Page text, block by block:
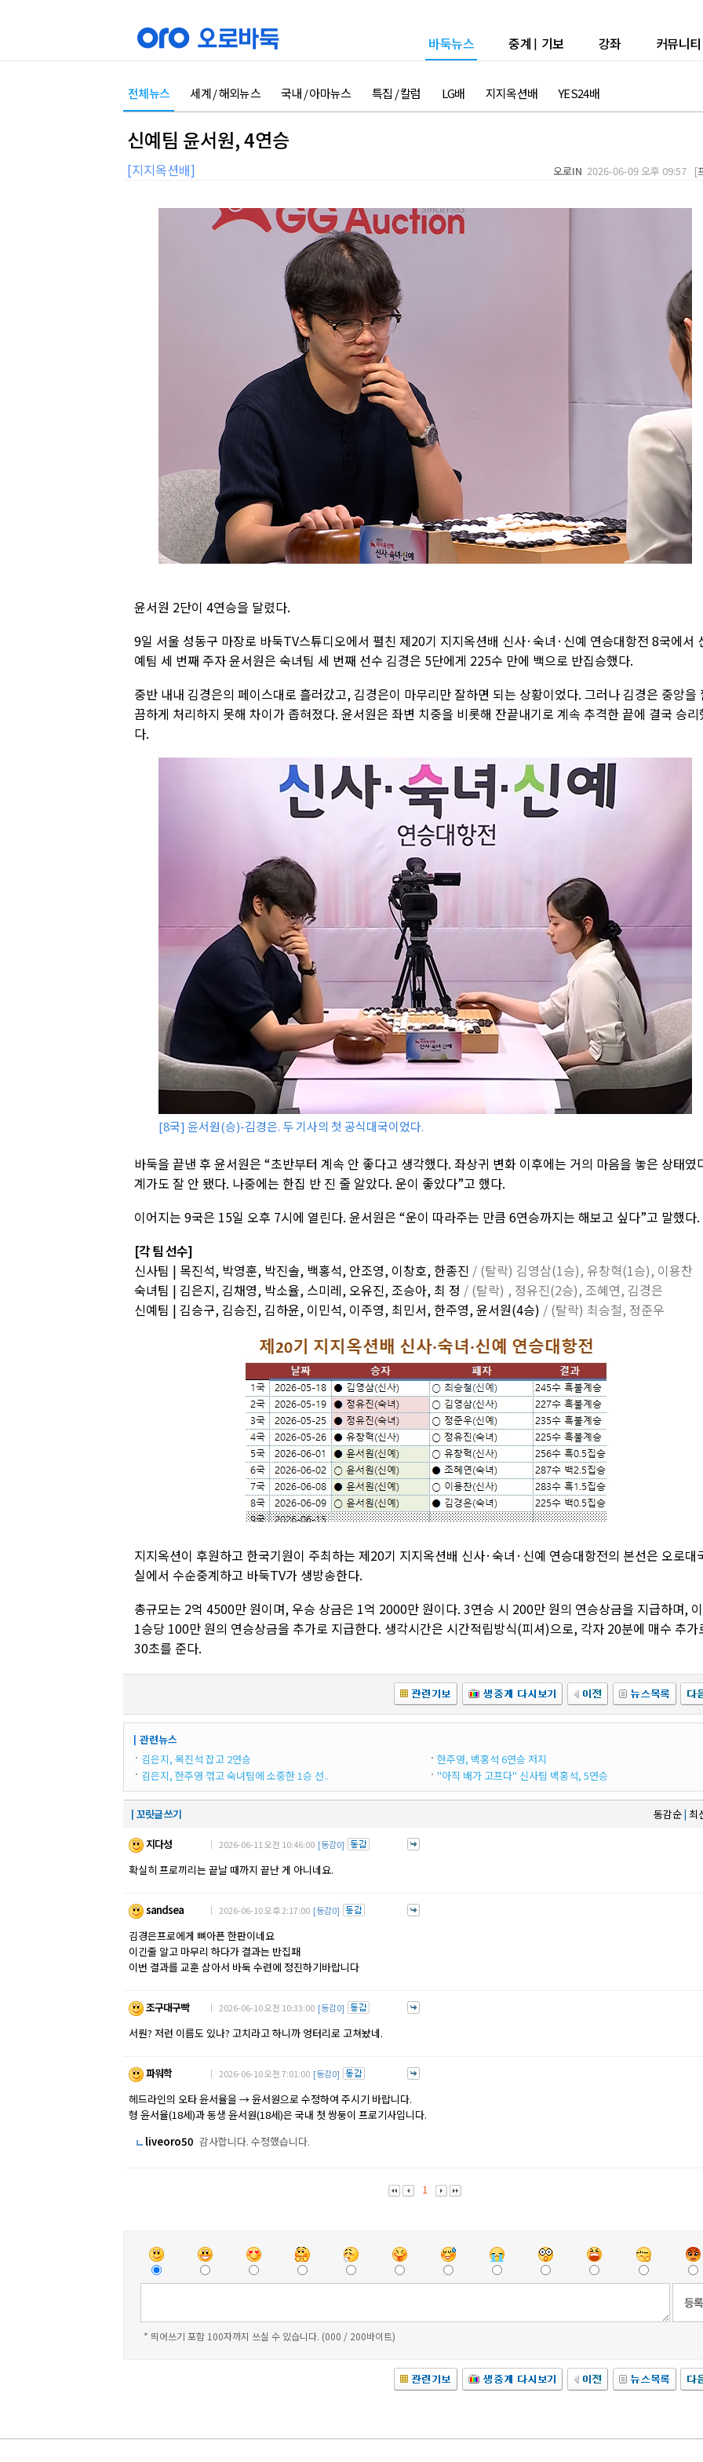
바둑뉴스 중계 | 기보 강좌 커뮤니티
전체뉴스 세계 / 해외뉴스 국내 / 아마뉴스 특집 / 칼럼 LG배 지지옥션배 YES24배
신예팀 윤서원, 4연승
[지지옥션배] 오로IN 2026-06-09 오후 09:57 [
윤서원 2단이 4연승을 달렸다.
9일 서울 성동구 마장로 바둑TV스튜디오에서 펼친 제20기 지지옥션배 신사·숙녀·신예 연승대항전 8국에서
예팀 세 번째 주자 윤서원은 숙녀팀 세 번째 선수 김경은 5단에게 225수 만에 백으로 반집승했다.
중반 내내 김경은의 페이스대로 흘러갔고, 김경은이 마무리만 잘하면 되는 상황이었다. 그러나 김경은 중앙을
끔하게 처리하지 못해 차이가 좁혀졌다. 윤서원은 좌변 치중을 비롯해 잔끝내기로 계속 추격한 끝에 결국 승리
다.
[8국] 윤서원(승)-김경은. 두 기사의 첫 공식대국이었다.
바둑을 끝낸 후 윤서원은 “초반부터 계속 안 좋다고 생각했다. 좌상귀 변화 이후에는 거의 마음을 놓은 상태였
계가도 잘 안 됐다. 나중에는 한집 반 진 줄 알았다. 운이 좋았다”고 했다.
이어지는 9국은 15일 오후 7시에 열린다. 윤서원은 “운이 따라주는 만큼 6연승까지는 해보고 싶다”고 말했다.
[각 팀 선수]
신사팀 | 목진석, 박영훈, 박진솔, 백홍석, 안조영, 이창호, 한종진 / (탈락) 김영삼(1승), 유창혁(1승), 이용찬
숙녀팀 | 김은지, 김채영, 박소율, 스미레, 오유진, 조승아, 최 정 / (탈락) , 정유진(2승), 조혜연, 김경은
신예팀 | 김승구, 김승진, 김하윤, 이민석, 이주영, 최민서, 한주영, 윤서원(4승) / (탈락) 최승철, 정준우
지지옥션이 후원하고 한국기원이 주최하는 제20기 지지옥션배 신사·숙녀·신예 연승대항전의 본선은 오로대
실에서 수순중계하고 바둑TV가 생방송한다.
총규모는 2억 4500만 원이며, 우승 상금은 1억 2000만 원이다. 3연승 시 200만 원의 연승상금을 지급하며,
1승당 100만 원의 연승상금을 추가로 지급한다. 생각시간은 시간적립방식(피셔)으로, 각자 20분에 매수 추가
30초를 준다.
┃관련뉴스
김은지, 목진석 잡고 2연승
김은지, 한주영 꺾고 숙녀팀에 소중한 1승 선..
한주영, 백홍석 6연승 저지
"아직 배가 고프다" 신사팀 백홍석, 5연승
┃꼬릿글 쓰기 동감순| 최
지다성
｜ 2026-06-11 오전 10:46:00 [동감0]
확실히 프로끼리는 끝날 때까지 끝난 게 아니네요.
sandsea ｜ 2026-06-10 오후 2:17:00 [동감0]
김경은프로에게 뼈아픈 한판이네요
이긴줄 알고 마무리 하다가 결과는 반집패
이번 결과를 교훈 삼아서 바둑 수련에 정진하기바랍니다
조구대구빡 ｜ 2026-06-10 오전 10:33:00 [동감0]
서뤈? 저런 이름도 있나? 고치라고 하니까 엉터리로 고쳐놨네.
파워학 ｜ 2026-06-10 오전 7:01:00 [동감0]
헤드라인의 오타 윤서율을 → 윤서원으로 수정하여 주시기 바랍니다.
형 윤서율(18세)과 동생 윤서원(18세)은 국내 첫 쌍둥이 프로기사입니다.
liveoro50 감사합니다. 수정했습니다.
1
* 띄어쓰기 포함 100자까지 쓰실 수 있습니다. (000 / 200바이트)